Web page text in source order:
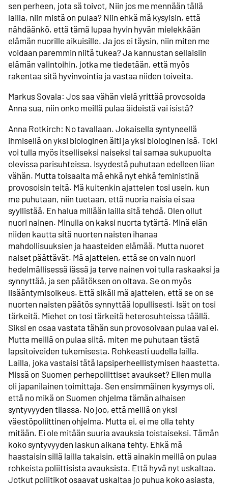
sen perheen, jota sä toivot, Niin jos me mennään tällä
lailla, niin mistä on pulaa? Niin ehkä mä kysyisin, että
nähdäänkö, että tämä lupaa hyvin hyvän mielekkään
elämän nuorille aikuisille. Ja jos ei täysin, niin miten me
voidaan paremmin niitä tukea? Ja kannustan sellaisiin
elämän valintoihin, jotka me tiedetään, että myös
rakentaa sitä hyvinvointia ja vastaa niiden toiveita.
Markus Sovala: Jos saa vähän vielä yrittää provosoida
Anna sua, niin onko meillä pulaa äideistä vai isistä?
Anna Rotkirch: No tavallaan. Jokaisella syntyneellä
ihmisellä on yksi biologinen äiti ja yksi biologinen isä. Toki
voi tulla myös itselliseksi naiseksi tai samaa sukupuolta
olevissa parisuhteissa. Isyydestä puhutaan edelleen liian
vähän. Mutta toisaalta mä ehkä nyt ehkä feministinä
provosoisin teitä. Mä kuitenkin ajattelen tosi usein, kun
me puhutaan, niin tuetaan, että nuoria naisia ei saa
syyllistää. En halua millään lailla sitä tehdä. Olen ollut
nuori nainen. Minulla on kaksi nuorta tytärtä. Minä elän
niiden kautta sitä nuorten naisten ihanaa
mahdollisuuksien ja haasteiden elämää. Mutta nuoret
naiset päättävät. Mä ajattelen, että se on vain nuori
hedelmällisessä iässä ja terve nainen voi tulla raskaaksi ja
synnyttää, ja sen päätöksen on oltava. Se on myös
lisääntymisoikeus. Että sikäli mä ajattelen, että se on se
nuorten naisten päätös synnyttää lopullisesti. Isät on tosi
tärkeitä. Miehet on tosi tärkeitä heterosuhteissa täällä.
Siksi en osaa vastata tähän sun provosoivaan pulaa vai ei.
Mutta meillä on pulaa siitä, miten me puhutaan tästä
lapsitoiveiden tukemisesta. Rohkeasti uudella lailla.
Lailla, joka vastaisi tätä lapsiperheellistymisen haastetta.
Missä on Suomen perhepoliittiset avaukset? Eilen mulla
oli japanilainen toimittaja. Sen ensimmäinen kysymys oli,
että no mikä on Suomen ohjelma tämän alhaisen
syntyvyyden tilassa. No joo, että meillä on yksi
väestöpoliittinen ohjelma. Mutta ei, ei me olla tehty
mitään. Ei ole mitään suuria avauksia toistaiseksi. Tämän
koko syntyvyyden laskun aikana tehty. Ehkä mä
haastaisin sillä lailla takaisin, että ainakin meillä on pulaa
rohkeista poliittisista avauksista. Että hyvä nyt uskaltaa.
Jotkut poliitikot osaavat uskaltaa jo puhua koko asiasta,